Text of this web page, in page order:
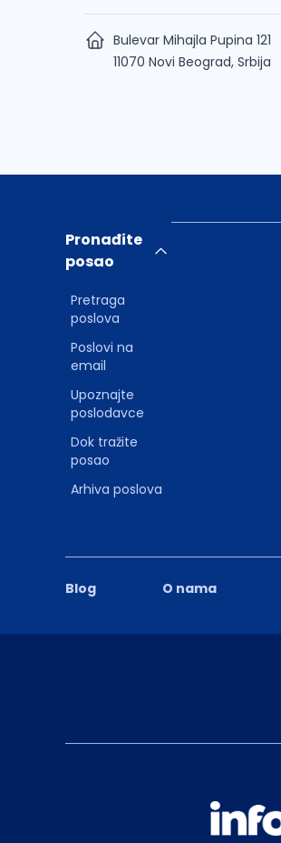
Bulevar Mihajla Pupina 121
11070 Novi Beograd, Srbija
Blog O nama
Pronađite
posao
Pretraga
poslova
Poslovi na
email
Upoznajte
poslodavce
Dok tražite
posao
Arhiva poslova